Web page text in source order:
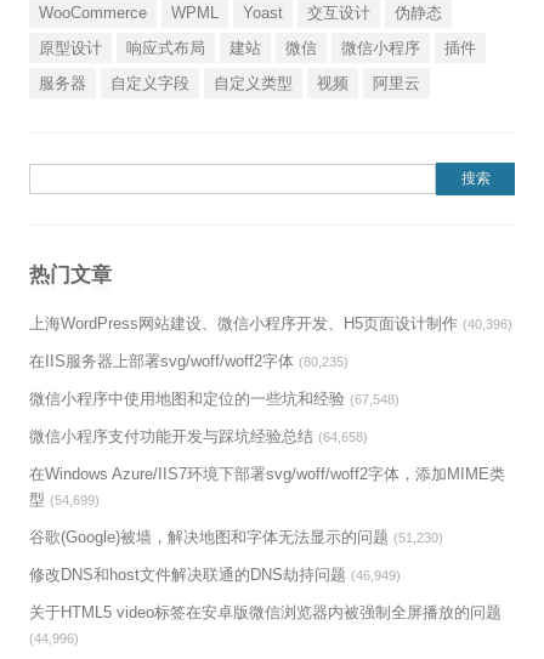
WooCommerce
WPML Yoast 交互设计
伪静态
原型设计
响应式布局 建站 微信 微信小程序
插件
服务器
自定义字段 自定义类型 视频 阿里云
热门文章
上海WordPress网站建设、微信小程序开发、H5页面设计制作 (40,396)
在IIS服务器上部署svg/woff/woff2字体 (80,235)
微信小程序中使用地图和定位的一些坑和经验 (67,548)
微信小程序支付功能开发与踩坑经验总结 (64,658)
在Windows Azure/IIS7环境下部署svg/woff/woff2字体，添加MIME类
型 (54,699)
谷歌(Google)被墙，解决地图和字体无法显示的问题 (51,230)
修改DNS和host文件解决联通的DNS劫持问题 (46,949)
关于HTML5 video标签在安卓版微信浏览器内被强制全屏播放的问题
(44,996)